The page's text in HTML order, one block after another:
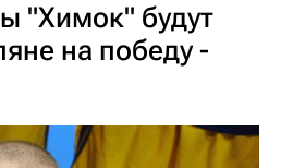
"Химок" будут
на победу -